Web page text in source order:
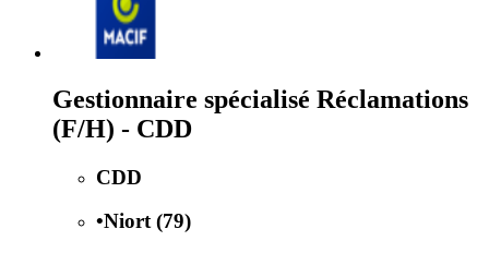
Gestionnaire spécialisé Réclamations
(F/H) - CDD
CDD
•Niort (79)